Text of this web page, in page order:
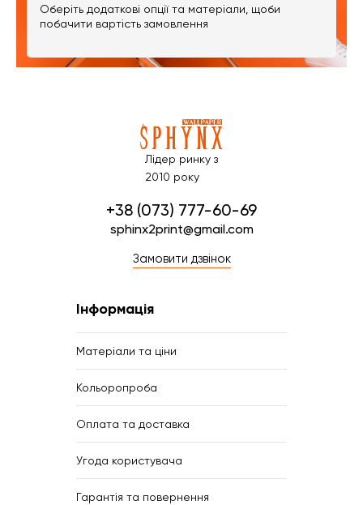
Оберіть додаткові опції та матеріали, щоби
побачити вартість замовлення
Лідер ринку з
2010 року
+38 (073) 777-60-69
sphinx2print@gmail.com
Замовити дзвінок
Інформація
Матеріали та ціни
Кольоропроба
Оплата та доставка
Угода користувача
Гарантія та повернення